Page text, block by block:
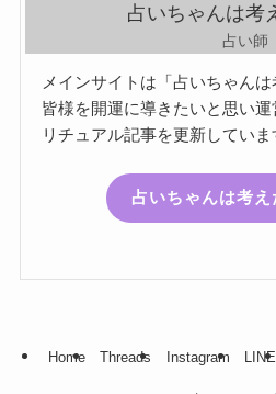
占いちゃんは考
占い師
メインサイトは「占いちゃんは
皆様を開運に導きたいと思い
リチュアル記事を更新していま
占いちゃんは考え
Home Threads Instagram LINE